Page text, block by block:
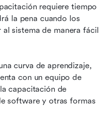
requiere tiempo
la pena cuando los
sistema de manera fácil
curva de aprendizaje,
con un equipo de
capacitación de
software y otras formas